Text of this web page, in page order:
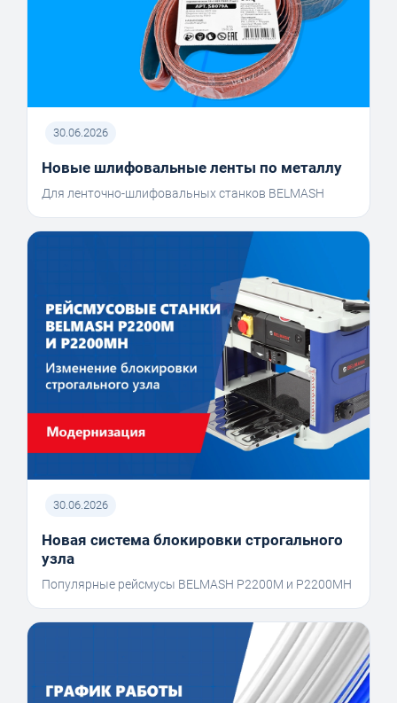
30.06.2026
Новые шлифовальные ленты по металлу
Для ленточно-шлифовальных станков BELMASH
30.06.2026
Новая система блокировки строгального
узла
Популярные рейсмусы BELMASH P2200M и P2200MH